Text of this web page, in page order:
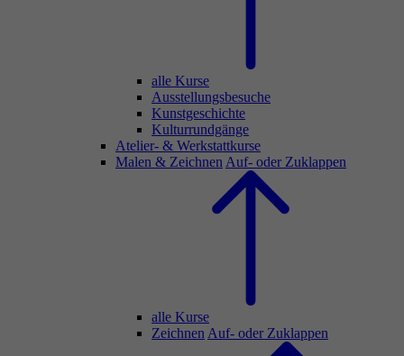
alle Kurse
Ausstellungsbesuche
Kunstgeschichte
Kulturrundgänge
Atelier- & Werkstattkurse
Malen & Zeichnen Auf- oder Zuklappen
alle Kurse
Zeichnen Auf- oder Zuklappen